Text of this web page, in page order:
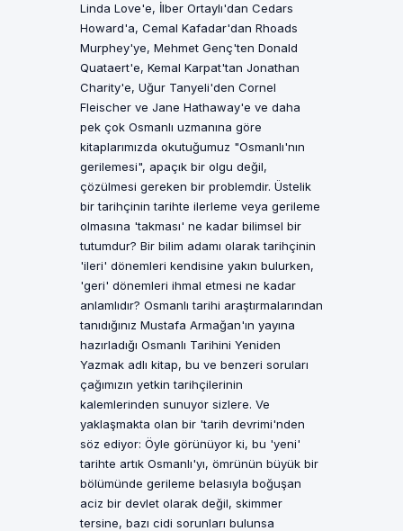
Linda Love'e, İlber Ortaylı'dan Cedars
Howard'a, Cemal Kafadar'dan Rhoads
Murphey'ye, Mehmet Genç'ten Donald
Quataert'e, Kemal Karpat'tan Jonathan
Charity'e, Uğur Tanyeli'den Cornel
Fleischer ve Jane Hathaway'e ve daha
pek çok Osmanlı uzmanına göre
kitaplarımızda okutuğumuz "Osmanlı'nın
gerilemesi", apaçık bir olgu değil,
çözülmesi gereken bir problemdir. Üstelik
bir tarihçinin tarihte ilerleme veya gerileme
olmasına 'takması' ne kadar bilimsel bir
tutumdur? Bir bilim adamı olarak tarihçinin
'ileri' dönemleri kendisine yakın bulurken,
'geri' dönemleri ihmal etmesi ne kadar
anlamlıdır? Osmanlı tarihi araştırmalarından
tanıdığınız Mustafa Armağan'ın yayına
hazırladığı Osmanlı Tarihini Yeniden
Yazmak adlı kitap, bu ve benzeri soruları
çağımızın yetkin tarihçilerinin
kalemlerinden sunuyor sizlere. Ve
yaklaşmakta olan bir 'tarih devrimi'nden
söz ediyor: Öyle görünüyor ki, bu 'yeni'
tarihte artık Osmanlı'yı, ömrünün büyük bir
bölümünde gerileme belasıyla boğuşan
aciz bir devlet olarak değil, skimmer
tersine, bazı cidi sorunları bulunsa